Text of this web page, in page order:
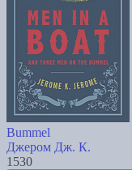
Bummel
Джером Дж. К.
1530